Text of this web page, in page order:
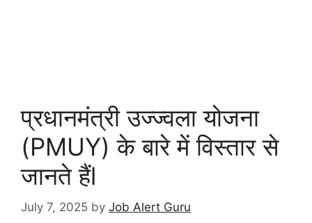
प्रधानमंत्री उज्ज्वला योजना
(PMUY) के बारे में विस्तार से
जानते हैंl
July 7, 2025 by Job Alert Guru